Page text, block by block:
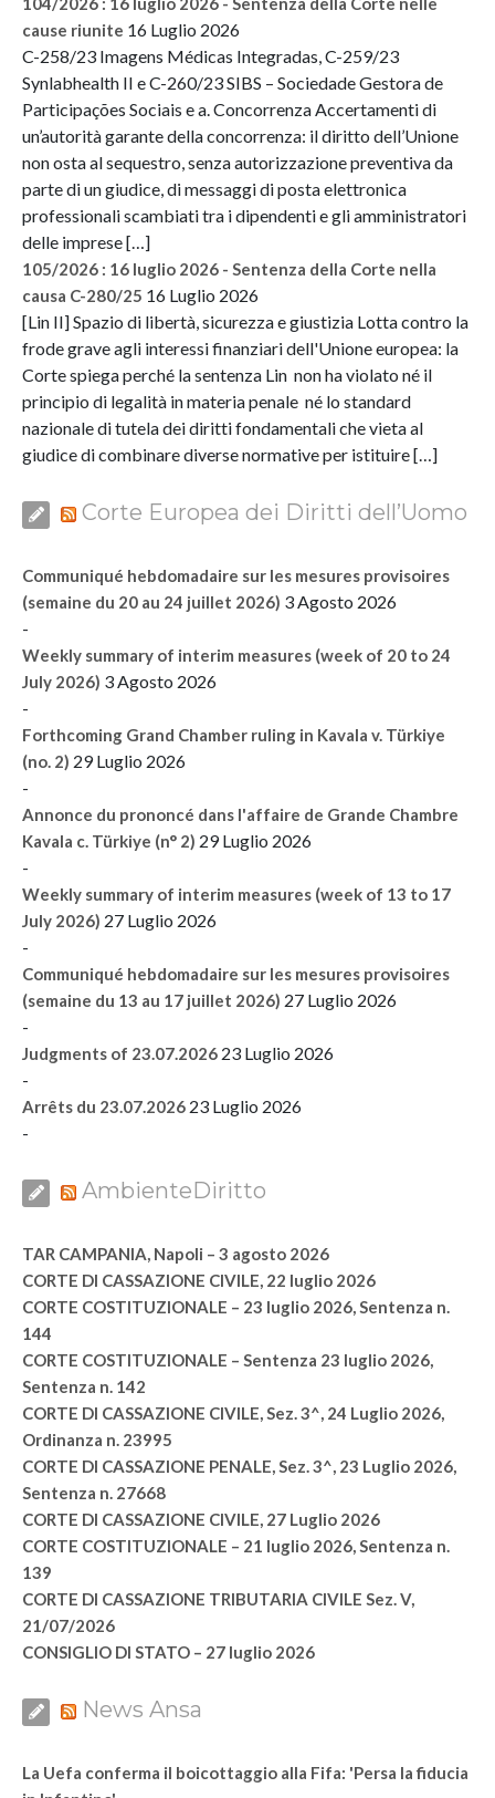
cause riunite 16 Luglio 2026
C-258/23 Imagens Médicas Integradas, C-259/23
Synlabhealth II e C-260/23 SIBS – Sociedade Gestora de
Participações Sociais e a. Concorrenza Accertamenti di
un’autorità garante della concorrenza: il diritto dell’Unione
non osta al sequestro, senza autorizzazione preventiva da
parte di un giudice, di messaggi di posta elettronica
professionali scambiati tra i dipendenti e gli amministratori
delle imprese […]
105/2026 : 16 luglio 2026 - Sentenza della Corte nella
causa C-280/25 16 Luglio 2026
[Lin II] Spazio di libertà, sicurezza e giustizia Lotta contro la
frode grave agli interessi finanziari dell'Unione europea: la
Corte spiega perché la sentenza Lin non ha violato né il
principio di legalità in materia penale né lo standard
nazionale di tutela dei diritti fondamentali che vieta al
giudice di combinare diverse normative per istituire […]
Corte Europea dei Diritti dell’Uomo
Communiqué hebdomadaire sur les mesures provisoires
(semaine du 20 au 24 juillet 2026) 3 Agosto 2026
-
Weekly summary of interim measures (week of 20 to 24
July 2026) 3 Agosto 2026
-
Forthcoming Grand Chamber ruling in Kavala v. Türkiye
(no. 2) 29 Luglio 2026
-
Annonce du prononcé dans l'affaire de Grande Chambre
Kavala c. Türkiye (n° 2) 29 Luglio 2026
-
Weekly summary of interim measures (week of 13 to 17
July 2026) 27 Luglio 2026
-
Communiqué hebdomadaire sur les mesures provisoires
(semaine du 13 au 17 juillet 2026) 27 Luglio 2026
-
Judgments of 23.07.2026 23 Luglio 2026
-
Arrêts du 23.07.2026 23 Luglio 2026
-
AmbienteDiritto
TAR CAMPANIA, Napoli – 3 agosto 2026
CORTE DI CASSAZIONE CIVILE, 22 luglio 2026
CORTE COSTITUZIONALE – 23 luglio 2026, Sentenza n.
144
CORTE COSTITUZIONALE – Sentenza 23 luglio 2026,
Sentenza n. 142
CORTE DI CASSAZIONE CIVILE, Sez. 3^, 24 Luglio 2026,
Ordinanza n. 23995
CORTE DI CASSAZIONE PENALE, Sez. 3^, 23 Luglio 2026,
Sentenza n. 27668
CORTE DI CASSAZIONE CIVILE, 27 Luglio 2026
CORTE COSTITUZIONALE – 21 luglio 2026, Sentenza n.
139
CORTE DI CASSAZIONE TRIBUTARIA CIVILE Sez. V,
21/07/2026
CONSIGLIO DI STATO – 27 luglio 2026
News Ansa
La Uefa conferma il boicottaggio alla Fifa: 'Persa la fiducia